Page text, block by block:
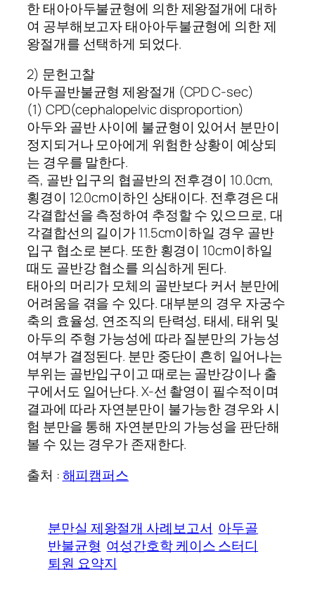
한 태아아두불균형에 의한 제왕절개에 대하
여 공부해보고자 태아아두불균형에 의한 제
왕절개를 선택하게 되었다.
2) 문헌고찰
아두골반불균형 제왕절개 (CPD C-sec)
(1) CPD(cephalopelvic disproportion)
아두와 골반 사이에 불균형이 있어서 분만이
정지되거나 모아에게 위험한 상황이 예상되
는 경우를 말한다.
즉, 골반 입구의 협골반의 전후경이 10.0cm,
횡경이 12.0cm이하인 상태이다. 전후경은 대
각결합선을 측정하여 추정할 수 있으므로, 대
각결합선의 길이가 11.5cm이하일 경우 골반
입구 협소로 본다. 또한 횡경이 10cm이하일
때도 골반강 협소를 의심하게 된다.
태아의 머리가 모체의 골반보다 커서 분만에
어려움을 겪을 수 있다. 대부분의 경우 자궁수
축의 효율성, 연조직의 탄력성, 태세, 태위 및
아두의 주형 가능성에 따라 질분만의 가능성
여부가 결정된다. 분만 중단이 흔히 일어나는
부위는 골반입구이고 때로는 골반강이나 출
구에서도 일어난다. X-선 촬영이 필수적이며
결과에 따라 자연분만이 불가능한 경우와 시
험 분만을 통해 자연분만의 가능성을 판단해
볼 수 있는 경우가 존재한다.
출처 :해피캠퍼스
분만실 제왕절개 사례보고서 아두골
반불균형 여성간호학 케이스 스터디
퇴원 요약지